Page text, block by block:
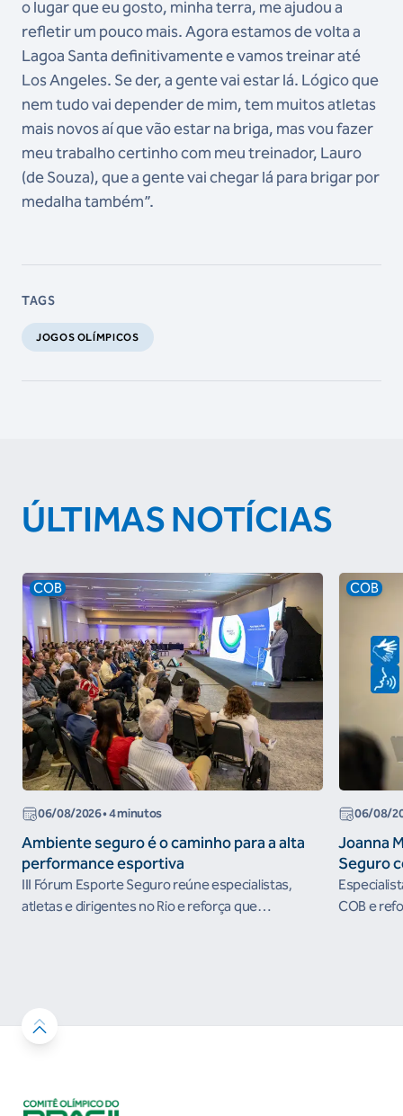
o lugar que eu gosto, minha terra, me ajudou a
refletir um pouco mais. Agora estamos de volta a
Lagoa Santa definitivamente e vamos treinar até
Los Angeles. Se der, a gente vai estar lá. Lógico que
nem tudo vai depender de mim, tem muitos atletas
mais novos aí que vão estar na briga, mas vou fazer
meu trabalho certinho com meu treinador, Lauro
(de Souza), que a gente vai chegar lá para brigar por
medalha também”.
TAGS
JOGOS OLÍMPICOS
ÚLTIMAS NOTÍCIAS
COB
06/08/2026• 4 minutos
Ambiente seguro é o caminho para a alta
performance esportiva
III Fórum Esporte Seguro reúne especialistas,
atletas e dirigentes no Rio e reforça que
COB
06/08/
Joanna
Seguro
COB e